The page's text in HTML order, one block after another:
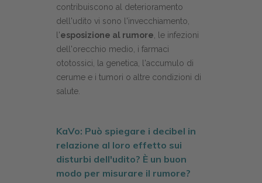
contribuiscono al deterioramento
dell'udito vi sono l'invecchiamento,
l'esposizione al rumore, le infezioni
dell'orecchio medio, i farmaci
ototossici, la genetica, l'accumulo di
cerume e i tumori o altre condizioni di
salute.
KaVo: Può spiegare i decibel in
relazione al loro effetto sui
disturbi dell'udito? È un buon
modo per misurare il rumore?